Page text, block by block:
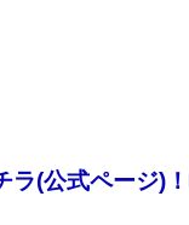
(公式ページ)！